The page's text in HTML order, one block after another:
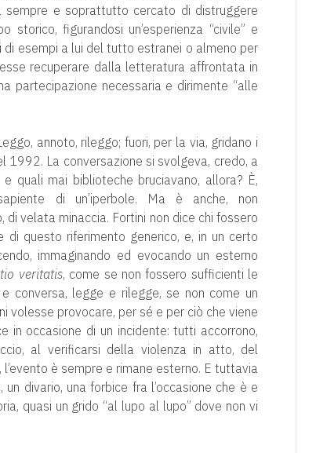
sempre e soprattutto cercato di distruggere
figurandosi un’esperienza “civile” e
esempi a lui del tutto estranei o almeno per
recuperare dalla letteratura affrontata in
partecipazione necessaria e dirimente “alle
annoto, rileggo; fuori, per la via, gridano i
1992. La conversazione si svolgeva, credo, a
quali mai biblioteche bruciavano, allora? È,
di un’iperbole. Ma è anche, non
velata minaccia. Fortini non dice chi fossero
questo riferimento generico, e, in un certo
immaginando ed evocando un esterno
veritatis, come se non fossero sufficienti le
conversa, legge e rilegge, se non come un
volesse provocare, per sé e per ciò che viene
in occasione di un incidente: tutti accorrono,
al verificarsi della violenza in atto, del
è sempre e rimane esterno. E tuttavia
un divario, una forbice fra l’occasione che è e
quasi un grido “al lupo al lupo” dove non vi